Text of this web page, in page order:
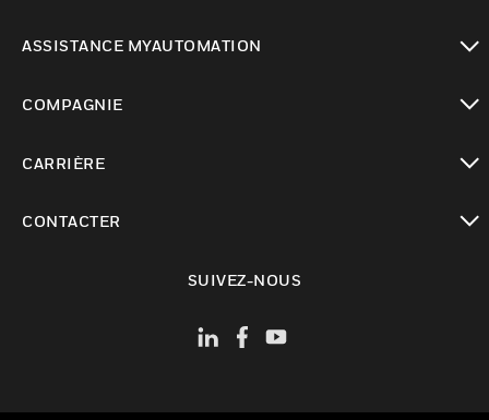
ASSISTANCE MYAUTOMATION
COMPAGNIE
CARRIÈRE
CONTACTER
SUIVEZ-NOUS